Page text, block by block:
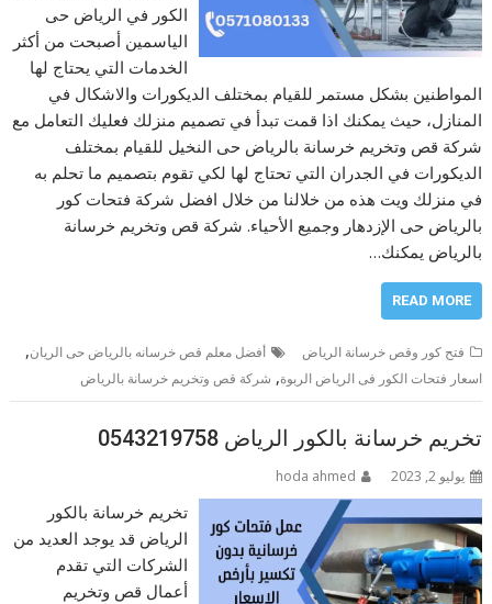
الكور في الرياض حى
الياسمين أصبحت من أكثر
الخدمات التي يحتاج لها
المواطنين بشكل مستمر للقيام بمختلف الديكورات والاشكال في
المنازل، حيث يمكنك اذا قمت تبدأ في تصميم منزلك فعليك التعامل مع
شركة قص وتخريم خرسانة بالرياض حى النخيل للقيام بمختلف
الديكورات في الجدران التي تحتاج لها لكي تقوم بتصميم ما تحلم به
في منزلك ويت هذه من خلالنا من خلال افضل شركة فتحات كور
بالرياض حى الإزدهار وجميع الأحياء. شركة قص وتخريم خرسانة
بالرياض يمكنك…
READ MORE
فتح كور وقص خرسانة الرياض أفضل معلم قص خرسانه بالرياض حى الريان,
اسعار فتحات الكور فى الرياض الربوة, شركة قص وتخريم خرسانة بالرياض
تخريم خرسانة بالكور الرياض 0543219758
يوليو 2, 2023 hoda ahmed
تخريم خرسانة بالكور
الرياض قد يوجد العديد من
الشركات التي تقدم
أعمال قص وتخريم